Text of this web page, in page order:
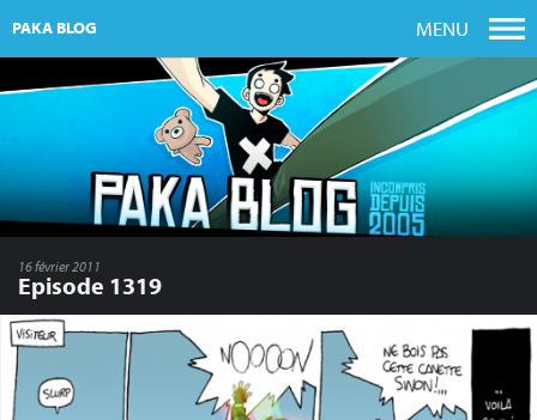
PAKA BLOG MENU
16 février 2011
Episode 1319